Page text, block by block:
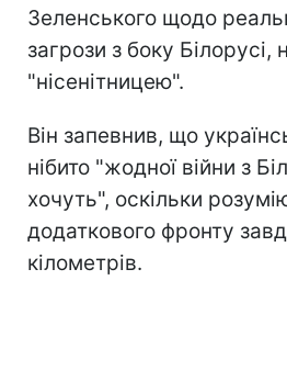
Зеленського щодо
загрози з боку Білорусі,
"нісенітницею".
Він запевнив, що
нібито "жодної війни з
хочуть", оскільки
додаткового фронту
кілометрів.